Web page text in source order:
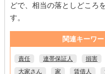
どで、相当の落としどころ
す。
関連キーワ
責任 連帯保証人 損害
大家さん
家 賃借人